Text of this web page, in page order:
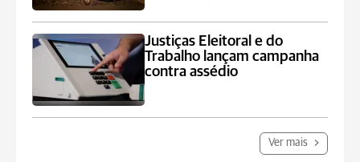
Justiças Eleitoral e do
Trabalho lançam campanha
contra assédio
Ver mais